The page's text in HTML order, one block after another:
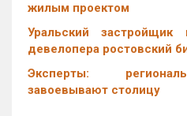
жилым проектом
Уральский застройщик
девелопера ростовский
Эксперты:
завоевывают столицу